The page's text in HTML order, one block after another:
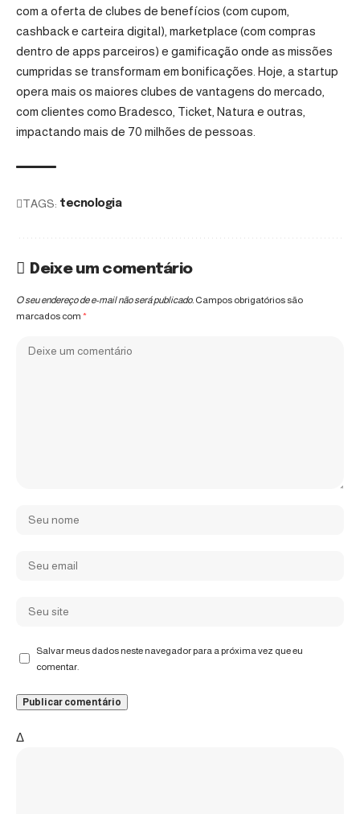
com a oferta de clubes de benefícios (com cupom,
cashback e carteira digital), marketplace (com compras
dentro de apps parceiros) e gamificação onde as missões
cumpridas se transformam em bonificações. Hoje, a startup
opera mais os maiores clubes de vantagens do mercado,
com clientes como Bradesco, Ticket, Natura e outras,
impactando mais de 70 milhões de pessoas.
TAGS: tecnologia
Deixe um comentário
O seu endereço de e-mail não será publicado. Campos obrigatórios são
marcados com *
Salvar meus dados neste navegador para a próxima vez que eu
comentar.
Δ